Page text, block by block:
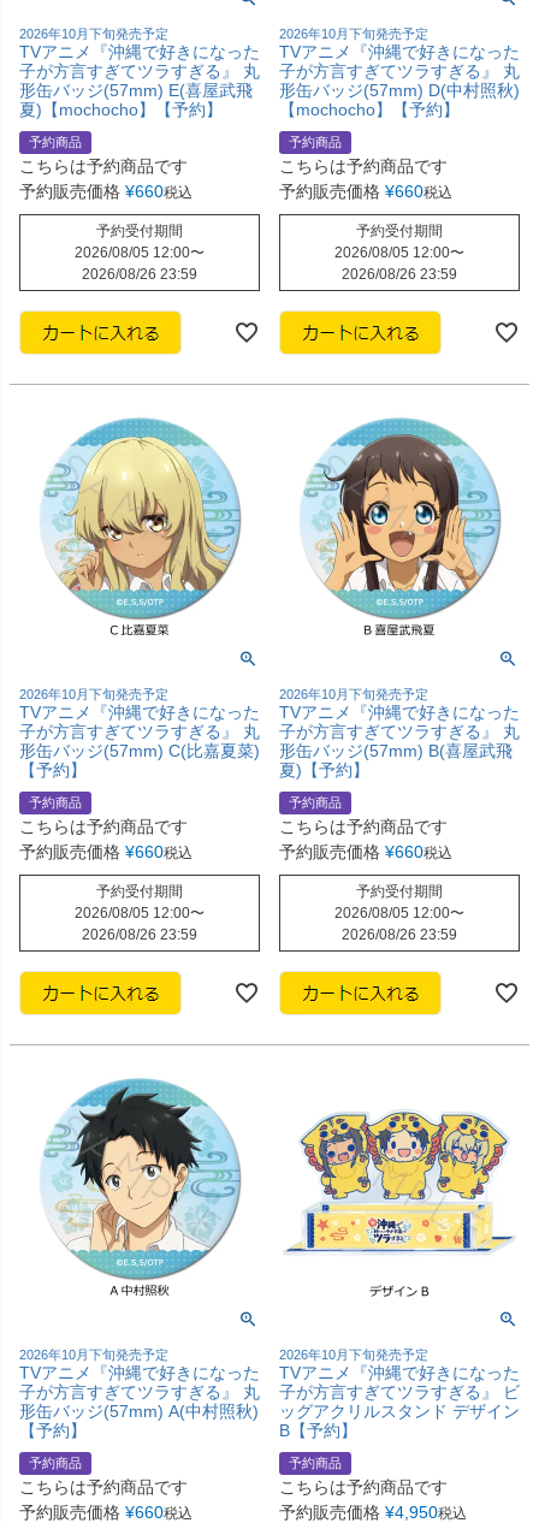
2026年10月下旬発売予定
TVアニメ『沖縄で好きになった
子が方言すぎてツラすぎる』 丸
形缶バッジ(57mm) E(喜屋武飛
夏)【mochocho】【予約】
予約商品
こちらは予約商品です
予約販売価格 ¥660税込
予約受付期間
2026/08/05 12:00〜
2026/08/26 23:59
2026年10月下旬発売予定
TVアニメ『沖縄で好きになった
子が方言すぎてツラすぎる』 丸
形缶バッジ(57mm) D(中村照秋)
【mochocho】【予約】
予約商品
こちらは予約商品です
予約販売価格 ¥660税込
予約受付期間
2026/08/05 12:00〜
2026/08/26 23:59
2026年10月下旬発売予定
TVアニメ『沖縄で好きになった
子が方言すぎてツラすぎる』 丸
形缶バッジ(57mm) C(比嘉夏菜)
【予約】
予約商品
こちらは予約商品です
予約販売価格 ¥660税込
予約受付期間
2026/08/05 12:00〜
2026/08/26 23:59
2026年10月下旬発売予定
TVアニメ『沖縄で好きになった
子が方言すぎてツラすぎる』 丸
形缶バッジ(57mm) B(喜屋武飛
夏)【予約】
予約商品
こちらは予約商品です
予約販売価格 ¥660税込
予約受付期間
2026/08/05 12:00〜
2026/08/26 23:59
2026年10月下旬発売予定
TVアニメ『沖縄で好きになった
子が方言すぎてツラすぎる』 丸
形缶バッジ(57mm) A(中村照秋)
【予約】
予約商品
こちらは予約商品です
予約販売価格 ¥660税込
2026年10月下旬発売予定
TVアニメ『沖縄で好きになった
子が方言すぎてツラすぎる』 ビ
ッグアクリルスタンド デザイン
B【予約】
予約商品
こちらは予約商品です
予約販売価格 ¥4,950税込